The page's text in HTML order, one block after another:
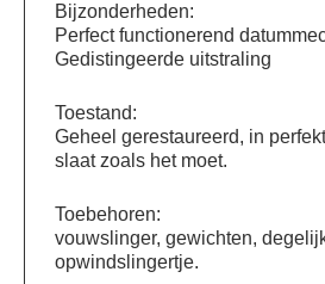
Bijzonderheden:
Perfect functionerend
Gedistingeerde uitstraling
Toestand:
Geheel gerestaureerd, in
slaat zoals het moet.
Toebehoren:
vouwslinger, gewichten,
opwindslingertje.